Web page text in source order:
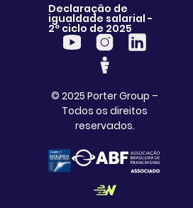
Declaração de
igualdade salarial -
2º ciclo de 2025
© 2025 Porter Group –
Todos os direitos
reservados.